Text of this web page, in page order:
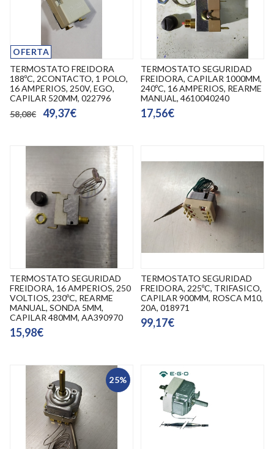
OFERTA
TERMOSTATO FREIDORA
188ºC, 2CONTACTO, 1 POLO,
16 AMPERIOS, 250V, EGO,
CAPILAR 520MM, 022796
58,08€
49,37€
TERMOSTATO SEGURIDAD
FREIDORA, CAPILAR 1000MM,
240ºC, 16 AMPERIOS, REARME
MANUAL, 4610040240
17,56€
TERMOSTATO SEGURIDAD
FREIDORA, 16 AMPERIOS, 250
VOLTIOS, 230ºC, REARME
MANUAL, SONDA 5MM,
CAPILAR 480MM, AA390970
15,98€
TERMOSTATO SEGURIDAD
FREIDORA, 225ºC, TRIFASICO,
CAPILAR 900MM, ROSCA M10,
20A, 018971
99,17€
25%